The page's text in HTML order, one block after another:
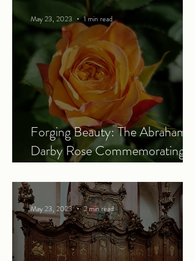
Forging Beauty: The Abraham
Darby Rose Commemorating
Revolution
May 23, 2023 1 min read
May 23, 2023 2 min read